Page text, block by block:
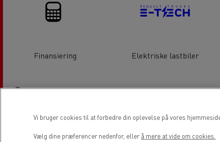
Finansiering Elektriske lastbiler
Lokation
Vi bruger cookies til at forbedre din oplevelse på vores
Vælg dine præferencer nedenfor, eller å mere at vide om cookies.